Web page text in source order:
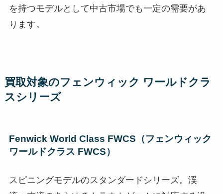
を持つモデルとして中古市場でも一定の需要があ
ります。
買取対象のフェンウィック ワールドクラ
スシリーズ
Fenwick World Class FWCS（フェンウィック
ワールドクラス FWCS）
スピニングモデルのスタンダードシリーズ。渓